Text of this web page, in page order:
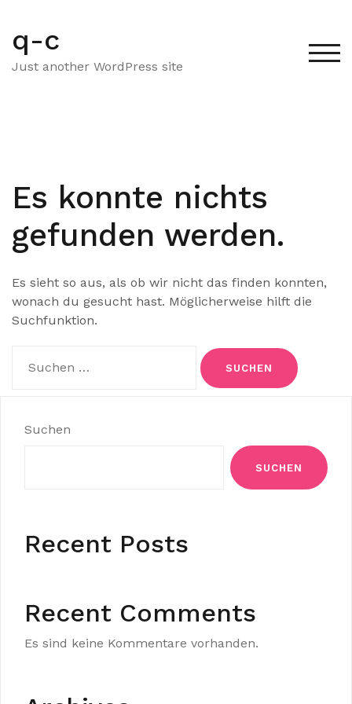
springen
q-c
Just another WordPress site
Es konnte nichts
gefunden werden.
Es sieht so aus, als ob wir nicht das finden konnten,
wonach du gesucht hast. Möglicherweise hilft die
Suchfunktion.
nach:
Suchen
SUCHEN
Recent Posts
Recent Comments
Es sind keine Kommentare vorhanden.